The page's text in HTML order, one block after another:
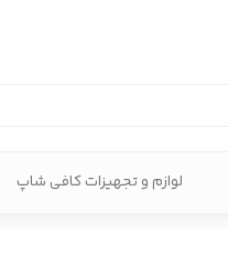
لوازم و تجهیزات کافی شاپ